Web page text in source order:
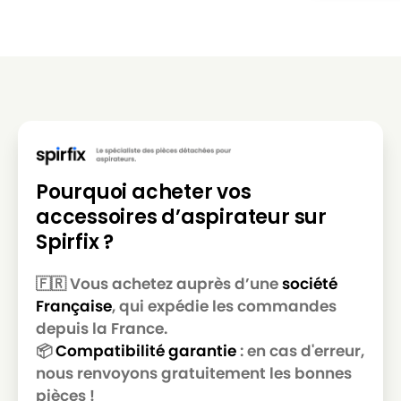
MIELE
MIELE ALLERGY CONTROL PLUS
MIELE
MIELE ALLERGY CONTROL PLUSS500
MIELE
MIELE ALLERGY CONTROL PLUSS600
MIELE
MIELE
MIELE ALLERGY CONTROL S400
MIELE
MIELE ALLERGY CONTROL S5381
MIELE
MIELE ALLERGY CONTROL S600
MIELE
Pourquoi acheter vos
accessoires d’aspirateur sur
Spirfix ?
🇫🇷 Vous achetez auprès d’unesociété
Française, qui expédie les commandes
depuis la France.
📦Compatibilité garantie: en cas d'erreur,
nous renvoyons gratuitement les bonnes
pièces !